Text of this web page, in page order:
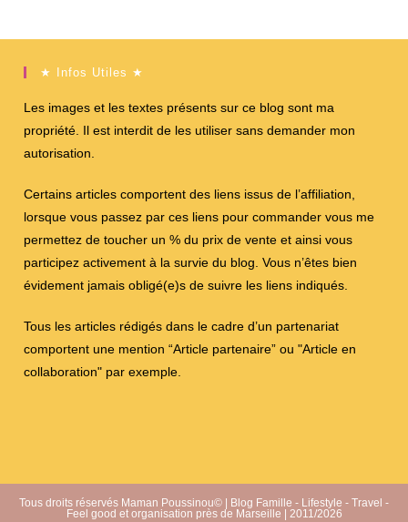
★ Infos Utiles ★
Les images et les textes présents sur ce blog sont ma
propriété. Il est interdit de les utiliser sans demander mon
autorisation.
Certains articles comportent des liens issus de l’affiliation,
lorsque vous passez par ces liens pour commander vous me
permettez de toucher un % du prix de vente et ainsi vous
participez activement à la survie du blog. Vous n’êtes bien
évidement jamais obligé(e)s de suivre les liens indiqués.
Tous les articles rédigés dans le cadre d’un partenariat
comportent une mention “Article partenaire” ou "Article en
collaboration" par exemple.
Tous droits réservés Maman Poussinou© | Blog Famille - Lifestyle - Travel -
Feel good et organisation près de Marseille | 2011/2026